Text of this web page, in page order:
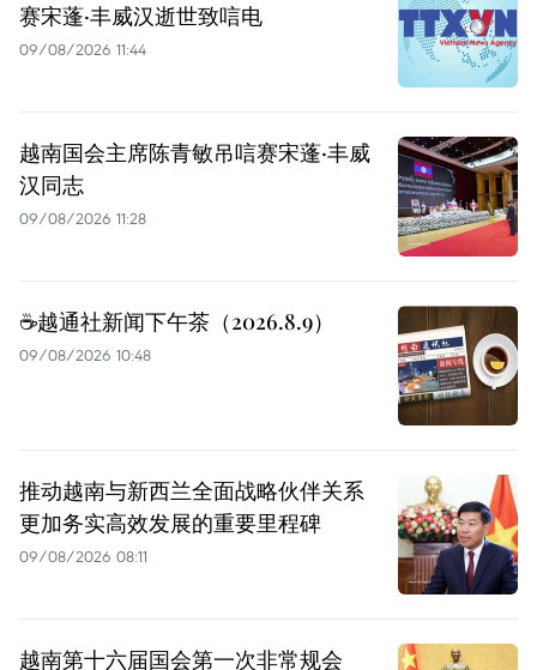
赛宋蓬·丰威汉逝世致唁电
09/08/2026 11:44
越南国会主席陈青敏吊唁赛宋蓬·丰威
汉同志
09/08/2026 11:28
☕️越通社新闻下午茶（2026.8.9）
09/08/2026 10:48
推动越南与新西兰全面战略伙伴关系
更加务实高效发展的重要里程碑
09/08/2026 08:11
越南第十六届国会第一次非常规会